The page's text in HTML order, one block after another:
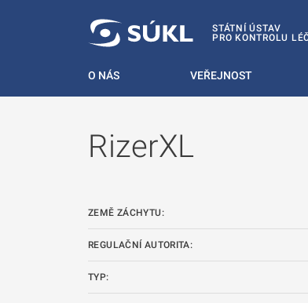
STÁTNÍ ÚSTAV
PRO KONTROLU
O NÁS VEŘEJNOST
RizerXL
ZEMĚ ZÁCHYTU:
REGULAČNÍ AUTORITA:
TYP: